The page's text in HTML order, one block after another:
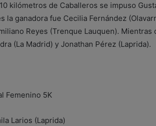
kilómetros de Caballeros se impuso
la ganadora fue Cecilia Fernández
Reyes (Trenque Lauquen).
(La Madrid) y Jonathan Pérez (Laprida).
Femenino 5K
Larios (Laprida)